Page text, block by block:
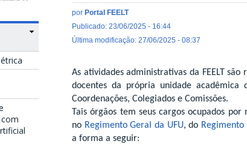
por Portal FEELT
Publicado: 23/06/2025 - 16:44
Última modificação: 27/06/2025 - 08:37
As atividades administrativas da FEELT
docentes da própria unidade
Coordenações, Colegiados e Comissões.
Tais órgãos tem seus cargos ocupados
no Regimento Geral da UFU, do Regimento
a forma a seguir: